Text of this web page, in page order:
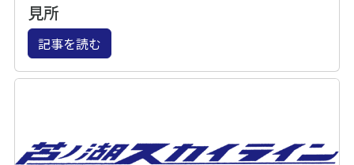
見所
記事を読む